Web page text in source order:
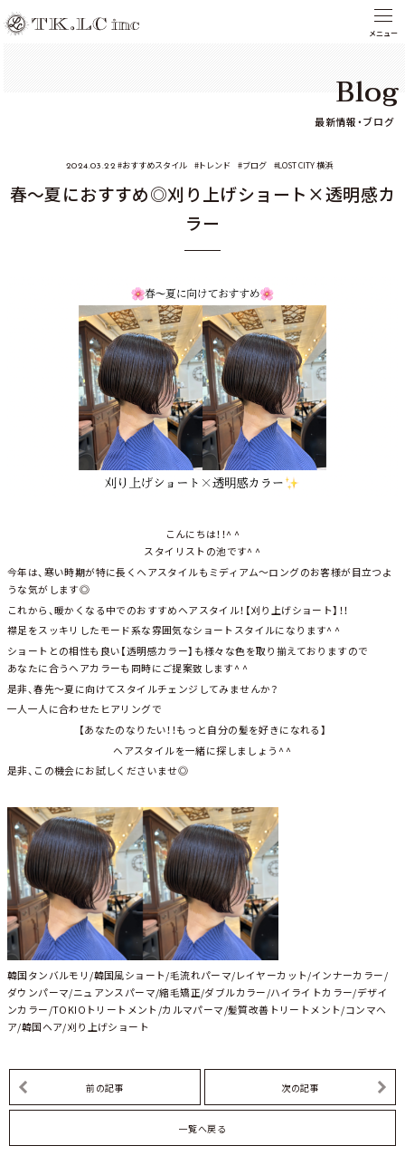
Blog
最新情報・ブログ
2024.03.22 おすすめスタイル トレンド ブログ LOST CITY 横浜
春～夏におすすめ◎刈り上げショート×透明感カ
ラー
こんにちは！！^ ^
スタイリストの池です^ ^
今年は、寒い時期が特に長くヘアスタイルもミディアム～ロングのお客様が目立つよ
うな気がします◎
これから、暖かくなる中でのおすすめヘアスタイル！【刈り上げショート】！！
襟足をスッキリしたモード系な雰囲気なショートスタイルになります^ ^
ショートとの相性も良い【透明感カラー】も様々な色を取り揃えておりますので
あなたに合うヘアカラーも同時にご提案致します^ ^
是非、春先～夏に向けてスタイルチェンジしてみませんか？
一人一人に合わせたヒアリングで
【あなたのなりたい！！もっと自分の髪を好きになれる】
ヘアスタイルを一緒に探しましょう^ ^
是非、この機会にお試しくださいませ◎
韓国タンバルモリ/韓国風ショート/毛流れパーマ/レイヤーカット/インナーカラー/
ダウンパーマ/ニュアンスパーマ/縮毛矯正/ダブルカラー/ハイライトカラー/デザイ
ンカラー/TOKIOトリートメント/カルマパーマ/髪質改善トリートメント/コンマヘ
ア/韓国ヘア/刈り上げショート
前の記事 次の記事
一覧へ戻る